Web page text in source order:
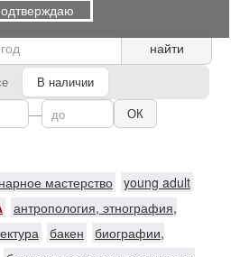
найти
В наличии
— ОК
мастерство young adult
антропология, этнография,
бакен
биографии,